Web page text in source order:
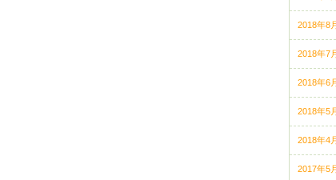
2018年8月
2018年7月
2018年6月
2018年5月
2018年4月
2017年5月